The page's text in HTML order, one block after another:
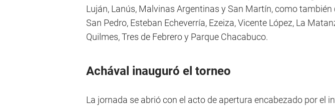
Luján, Lanús, Malvinas Argentinas y San Martín, como también
San Pedro, Esteban Echeverría, Ezeiza, Vicente López, La
Quilmes, Tres de Febrero y Parque Chacabuco.
Achával inauguró el torneo
La jornada se abrió con el acto de apertura encabezado por el